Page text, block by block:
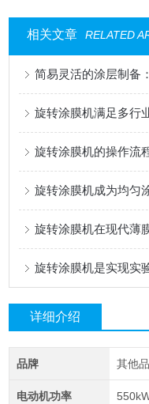
相关文章 RELATED
简易灵活的涂层制备
旋转涂膜机满足多行
旋转涂膜机的操作流
旋转涂膜机成为均匀
旋转涂膜机在现代薄
旋转涂膜机是实现实
详细介绍
品牌 其他
电动机功率